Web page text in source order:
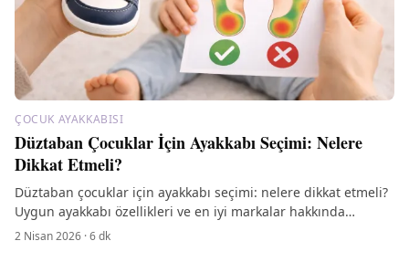
ÇOCUK AYAKKABISI
Düztaban Çocuklar İçin Ayakkabı Seçimi: Nelere
Dikkat Etmeli?
Düztaban çocuklar için ayakkabı seçimi: nelere dikkat etmeli?
Uygun ayakkabı özellikleri ve en iyi markalar hakkında
bilgilere ulaşın.
2 Nisan 2026 ·6dk